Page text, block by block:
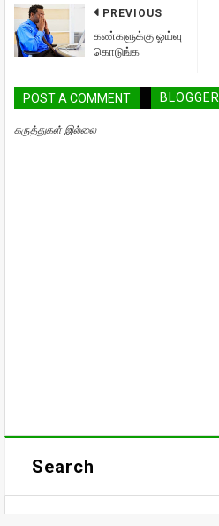
PREVIOUS
கண்களுக்கு ஓய்வு
கொடுங்க
POST A COMMENT BLOGGER
கருத்துகள் இல்லை
Search